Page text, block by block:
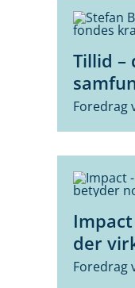
Tillid –
Foredrag
der
Foredrag